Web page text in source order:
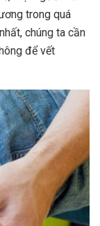
trong quá
chúng ta cần
để vết